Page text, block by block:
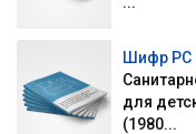
Шифр РС
для
(1980...